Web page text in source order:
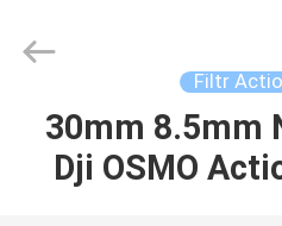
DOM
Technology
Ltd..
Filtr
30mm 8.5mm
Dji OSMO